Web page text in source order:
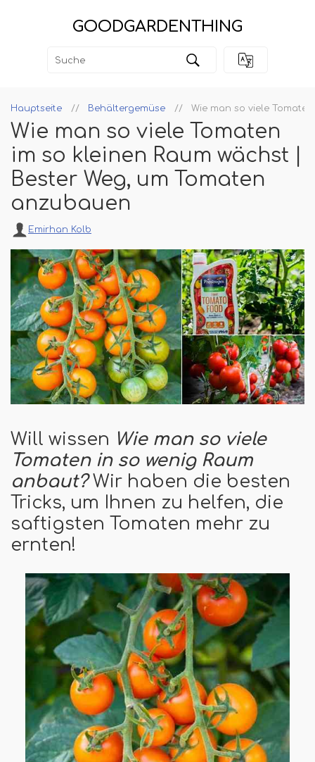
GOODGARDENTHING
Hauptseite Behältergemüse Wie man so viele
Wie man so viele Tomaten
im so kleinen Raum wächst |
Bester Weg, um Tomaten
anzubauen
Emirhan Kolb
Will wissen Wie man so viele
Tomaten in so wenig Raum
anbaut?Wir haben die besten
Tricks, um Ihnen zu helfen, die
saftigsten Tomaten mehr zu
ernten!